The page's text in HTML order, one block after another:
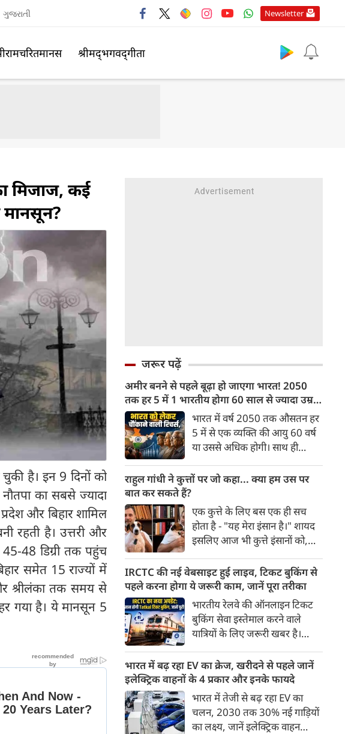
ગુજરાતી Newsletter
श्रीमद्‍भगवद्‍गीता
मिजाज, कई
मानसून?
है। इन 9 दिनों को
का सबसे ज्यादा
और बिहार शामिल
रहती है। उत्तरी और
48 डिग्री तक पहुंच
समेत 15 राज्यों में
श्रीलंका तक समय से
गया है। ये मानसून 5
जरूर पढ़ें
अमीर बनने से पहले बूढ़ा हो जाएगा भारत! 2050
तक हर 5 में 1 भारतीय होगा 60 साल से ज्यादा उम्र
का
भारत में वर्ष 2050 तक औसतन हर
5 में से एक व्यक्ति की आयु 60 वर्ष
या उससे अधिक होगी। साथ ही
भारत में रहेंगे। ‘ट्रांसफॉर्म रूरल
अनुसार भारत विकसित देशों के
विपरीत समृद्ध बनने से पहले ही वृद्ध
होती आबादी वाले देश की श्रेणी में
पहुंच रहा है।
राहुल गांधी ने कुत्तों पर जो कहा... क्या हम उस पर
बात कर सकते हैं?
एक कुत्ते के लिए बस एक ही सच
होता है - "यह मेरा इंसान है।" शायद
इसलिए आज भी कुत्ते इंसानों को,
भू-राजनीति से लेकर कृत्रिम
बुद्धिमत्ता, जलवायु परिवर्तन से लेकर
क्रिकेट तक हर विषय पर बहस कर
सकते हैं, तो उस जीव पर भी एक
गंभीर चर्चा बनती है जिसने किसी भी
सभ्यता से पहले इंसान का साथ चुना
था। दुर्भाग्य यह है कि आज कुत्तों के
बारे में हमारी राय पशु-चिकित्सकों,
व्यवहार वैज्ञानिकों या विशेषज्ञों से
कम... और व्हाट्सऐप यूनिवर्सिटी से
ज़्यादा बनती है।
IRCTC की नई वेबसाइट हुई लाइव, टिकट बुकिंग से
पहले करना होगा ये जरूरी काम, जानें पूरा तरीका
भारतीय रेलवे की ऑनलाइन टिकट
बुकिंग सेवा इस्तेमाल करने वाले
यात्रियों के लिए जरूरी खबर है।
वेबसाइट का बीटा वर्जन लॉन्च कर
दिया है। करीब 24 साल पुराने
इंटरफेस के बाद वेबसाइट को नए
डिजाइन और कई नए फीचर्स के साथ
अपडेट किया गया है।
भारत में बढ़ रहा EV का क्रेज, खरीदने से पहले जानें
इलेक्ट्रिक वाहनों के 4 प्रकार और इनके फायदे
भारत में तेजी से बढ़ रहा EV का
चलन, 2030 तक 30% नई गाड़ियों
का लक्ष्य, जानें इलेक्ट्रिक वाहन